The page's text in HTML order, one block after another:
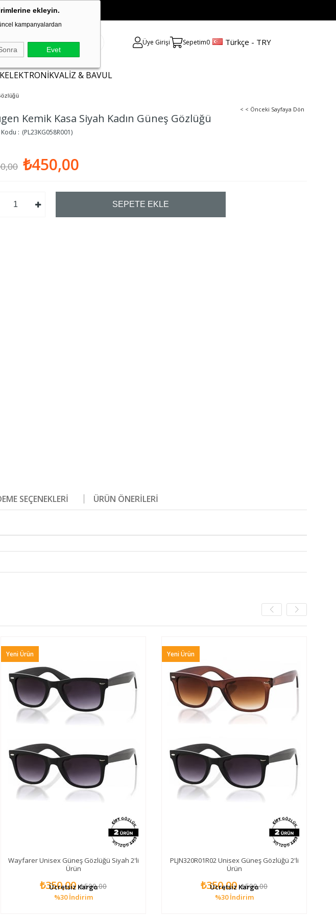
ekleyin.
kampanyalardan
Evet
Üye Girişi Sepetim0 Türkçe - TRY
ELEKTRONİKVALİZ & BAVUL
< < Önceki Sayfaya Dön
Kemik Kasa Siyah Kadın Güneş Gözlüğü
(PL23KG058R001)
₺450,00
SEÇENEKLERI ÜRÜN ÖNERILERI
Wayfarer Unisex Güneş Gözlüğü Siyah 2'li
Ürün
₺350,00 ₺500,00
%30 İndirim
Ücretsiz Kargo
Yeni Ürün
PLJN320R01R02 Unisex Güneş Gözlüğü 2'li
Ürün
₺350,00 ₺500,00
%30 İndirim
Ücretsiz Kargo
Yeni Ürün